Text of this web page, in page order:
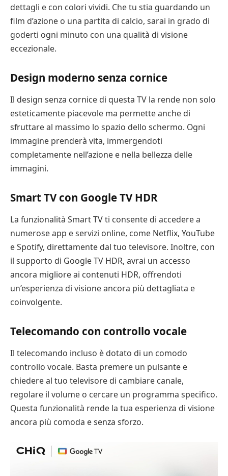
dettagli e con colori vividi. Che tu stia guardando un
film d’azione o una partita di calcio, sarai in grado di
goderti ogni minuto con una qualità di visione
eccezionale.
Design moderno senza cornice
Il design senza cornice di questa TV la rende non solo
esteticamente piacevole ma permette anche di
sfruttare al massimo lo spazio dello schermo. Ogni
immagine prenderà vita, immergendoti
completamente nell’azione e nella bellezza delle
immagini.
Smart TV con Google TV HDR
La funzionalità Smart TV ti consente di accedere a
numerose app e servizi online, come Netflix, YouTube
e Spotify, direttamente dal tuo televisore. Inoltre, con
il supporto di Google TV HDR, avrai un accesso
ancora migliore ai contenuti HDR, offrendoti
un’esperienza di visione ancora più dettagliata e
coinvolgente.
Telecomando con controllo vocale
Il telecomando incluso è dotato di un comodo
controllo vocale. Basta premere un pulsante e
chiedere al tuo televisore di cambiare canale,
regolare il volume o cercare un programma specifico.
Questa funzionalità rende la tua esperienza di visione
ancora più comoda e senza sforzo.